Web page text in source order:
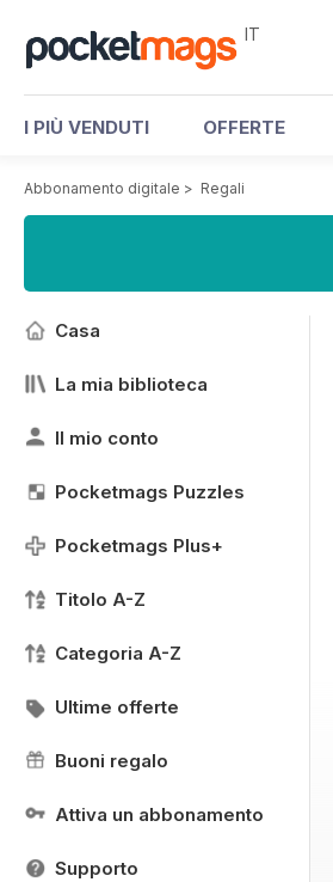
IT
I PIÙ VENDUTI OFFERTE
Abbonamento digitale > Regali
Casa
La mia biblioteca
Il mio conto
Pocketmags Puzzles
Pocketmags Plus+
Titolo A-Z
Categoria A-Z
Ultime offerte
Buoni regalo
Attiva un abbonamento
Supporto